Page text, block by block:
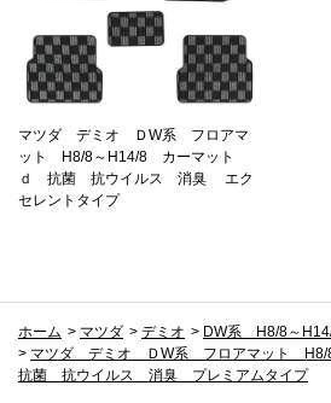
マツダ デミオ ＤW系 フロアマ
ット H8/8～H14/8 カーマット
ｄ 抗菌 抗ウイルス 消臭 エク
セレントタイプ
ホーム > マツダ > デミオ > DW系 H8/8～
> マツダ デミオ ＤW系 フロアマット H8/
抗菌 抗ウイルス 消臭 プレミアムタイプ